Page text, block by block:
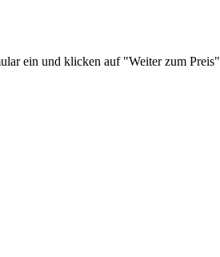
ein und klicken auf "Weiter zum Preis"